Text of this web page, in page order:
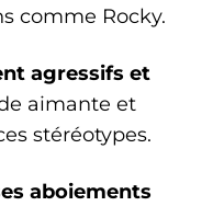
comme Rocky.
agressifs et
aimante et
stéréotypes.
aboiements